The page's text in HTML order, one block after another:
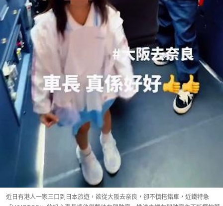
近日有港人一家三口到日本旅遊，欲從大阪去奈良，卻不慎搭錯車，近鐵特急